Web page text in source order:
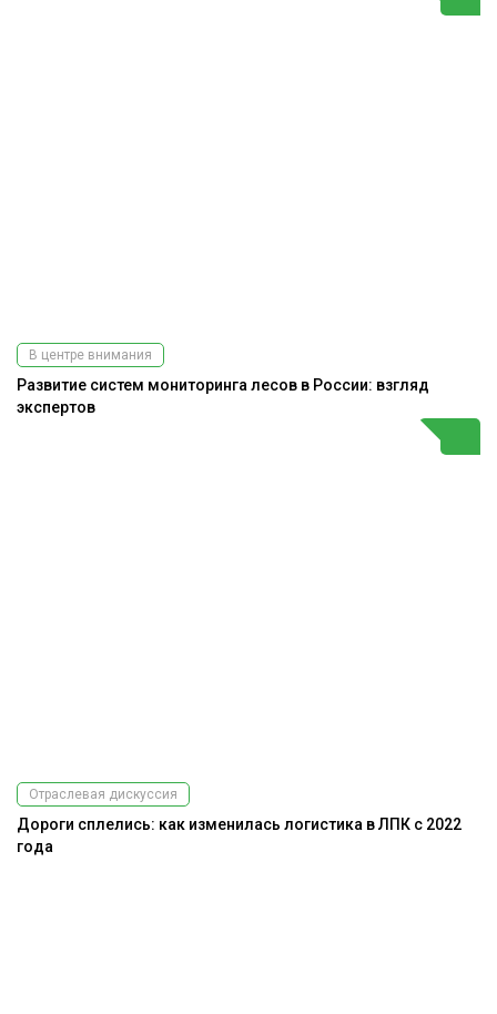
В центре внимания
Развитие систем мониторинга лесов в России: взгляд
экспертов
Отраслевая дискуссия
Дороги сплелись: как изменилась логистика в ЛПК с 2022
года